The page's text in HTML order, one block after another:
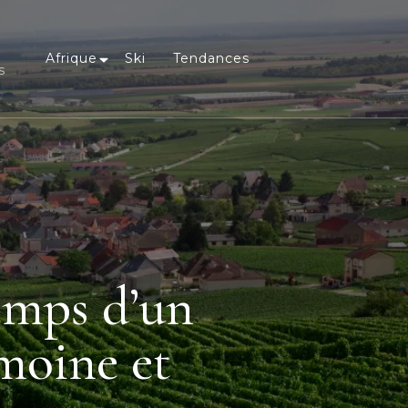
Afrique Ski Tendances
d’un
et